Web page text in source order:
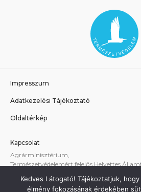
Impresszum
Adatkezelési Tájékoztató
Oldaltérkép
Kapcsolat
Agrárminisztérium,
Természetvédelemért felelős Helyettes
A weboldallal kapcsolatos technikai
Kedves Látogató! Tájékoztatjuk,
élmény fokozásának érdekében